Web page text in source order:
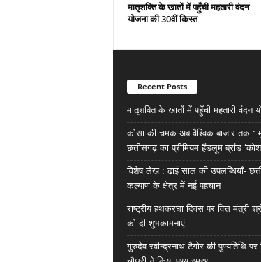
मातृशक्ति के खातों में पहुँची महतारी वंदन
योजना की 30वीं किस्त
Recent Posts
मातृशक्ति के खातों में पहुँची महतारी वंदन
कोसा की चमक अब वैश्विक बाजार तक :
छत्तीसगढ़ का प्रीमियम हैंडलूम ब्रांड
विशेष लेख : ढाई साल की उपलब्धियाँ-
कल्याण के क्षेत्र में नई पहचान
राष्ट्रीय हथकरघा दिवस पर वित्त मंत्री
को दी शुभकामनाएं
गुरुदेव रवीन्द्रनाथ टैगोर की पुण्यतिथि पर